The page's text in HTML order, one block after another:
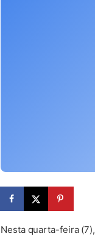
Nesta quarta-feira